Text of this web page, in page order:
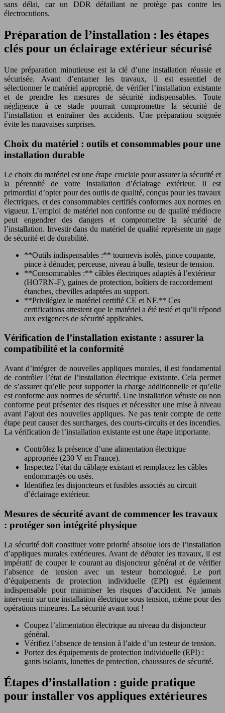
sans délai, car un DDR défaillant ne protège pas contre les
électrocutions.
Préparation de l’installation : les étapes
clés pour un éclairage extérieur sécurisé
Une préparation minutieuse est la clé d’une installation réussie et
sécurisée. Avant d’entamer les travaux, il est essentiel de
sélectionner le matériel approprié, de vérifier l’installation existante
et de prendre les mesures de sécurité indispensables. Toute
négligence à ce stade pourrait compromettre la sécurité de
l’installation et entraîner des accidents. Une préparation soignée
évite les mauvaises surprises.
Choix du matériel : outils et consommables pour une
installation durable
Le choix du matériel est une étape cruciale pour assurer la sécurité et
la pérennité de votre installation d’éclairage extérieur. Il est
primordial d’opter pour des outils de qualité, conçus pour les travaux
électriques, et des consommables certifiés conformes aux normes en
vigueur. L’emploi de matériel non conforme ou de qualité médiocre
peut engendrer des dangers et compromettre la sécurité de
l’installation. Investir dans du matériel de qualité représente un gage
de sécurité et de durabilité.
**Outils indispensables :** tournevis isolés, pince coupante,
pince à dénuder, perceuse, niveau à bulle, testeur de tension.
**Consommables :** câbles électriques adaptés à l’extérieur
(HO7RN-F), gaines de protection, boîtiers de raccordement
étanches, chevilles adaptées au support.
**Privilégiez le matériel certifié CE et NF.** Ces
certifications attestent que le matériel a été testé et qu’il répond
aux exigences de sécurité applicables.
Vérification de l’installation existante : assurer la
compatibilité et la conformité
Avant d’intégrer de nouvelles appliques murales, il est fondamental
de contrôler l’état de l’installation électrique existante. Cela permet
de s’assurer qu’elle peut supporter la charge additionnelle et qu’elle
est conforme aux normes de sécurité. Une installation vétuste ou non
conforme peut présenter des risques et nécessiter une mise à niveau
avant l’ajout des nouvelles appliques. Ne pas tenir compte de cette
étape peut causer des surcharges, des courts-circuits et des incendies.
La vérification de l’installation existante est une étape importante.
Contrôlez la présence d’une alimentation électrique
appropriée (230 V en France).
Inspectez l’état du câblage existant et remplacez les câbles
endommagés ou usés.
Identifiez les disjoncteurs et fusibles associés au circuit
d’éclairage extérieur.
Mesures de sécurité avant de commencer les travaux
: protéger son intégrité physique
La sécurité doit constituer votre priorité absolue lors de l’installation
d’appliques murales extérieures. Avant de débuter les travaux, il est
impératif de couper le courant au disjoncteur général et de vérifier
l’absence de tension avec un testeur homologué. Le port
d’équipements de protection individuelle (EPI) est également
indispensable pour minimiser les risques d’accident. Ne jamais
intervenir sur une installation électrique sous tension, même pour des
opérations mineures. La sécurité avant tout !
Coupez l’alimentation électrique au niveau du disjoncteur
général.
Vérifiez l’absence de tension à l’aide d’un testeur de tension.
Portez des équipements de protection individuelle (EPI) :
gants isolants, lunettes de protection, chaussures de sécurité.
Étapes d’installation : guide pratique
pour installer vos appliques extérieures